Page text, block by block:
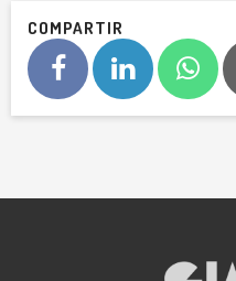
COMPARTIR